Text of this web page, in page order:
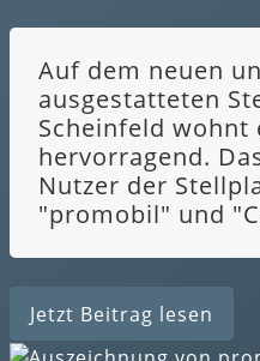
Auf dem neuen
ausgestatteten
Scheinfeld wohnt
hervorragend.
Nutzer der
"promobil" und
Jetzt Beitrag lesen